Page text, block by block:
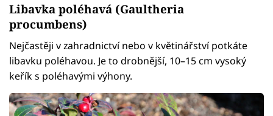
Libavka poléhavá (Gaultheria
procumbens)
Nejčastěji v zahradnictví nebo v květinářství potkáte
libavku poléhavou. Je to drobnější, 10–15 cm vysoký
keřík s poléhavými výhony.